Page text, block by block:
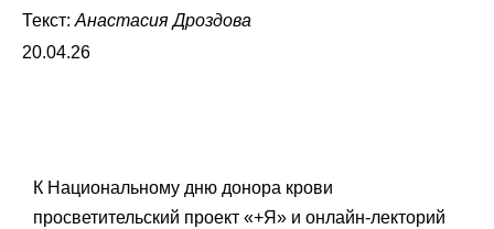
Текст: Анастасия Дроздова
20.04.26
К Национальному дню донора крови
просветительский проект «+Я» и онлайн-лекторий